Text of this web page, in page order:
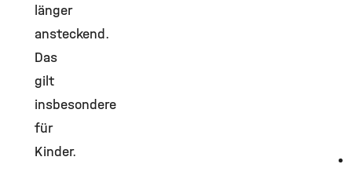
länger
ansteckend.
Das
gilt
insbesondere
für
Kinder.